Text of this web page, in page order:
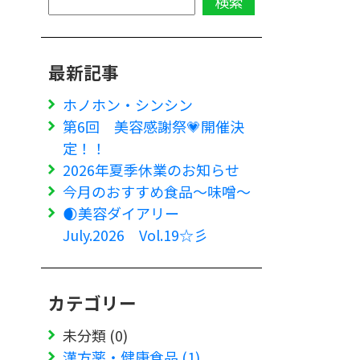
最新記事
ホノホン・シンシン
第6回 美容感謝祭💗開催決
定！！
2026年夏季休業のお知らせ
今月のおすすめ食品～味噌～
🌒美容ダイアリー
July.2026 Vol.19☆彡
カテゴリー
未分類 (0)